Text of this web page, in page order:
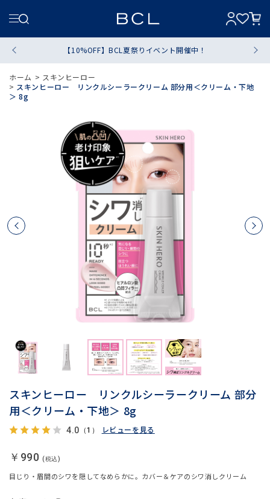
【10%OFF】BCL夏祭りイベント開催中！
ホーム > スキンヒーロー
> スキンヒーロー リンクルシーラークリーム 部分用＜クリーム・下地
＞ 8g
スキンヒーロー リンクルシーラークリーム 部分
用＜クリーム・下地＞ 8g
4.0 （1） レビューを見る
目じり・眉間のシワを隠してなめらかに。カバー＆ケアのシワ消しクリーム
￥990